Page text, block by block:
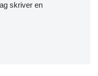
skriver en